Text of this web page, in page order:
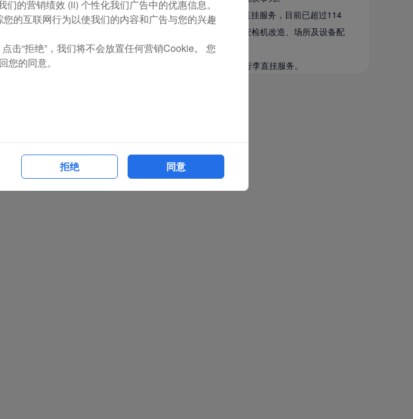
机场持续铺开“通程航班”服务，实现国内外超过70个航点的行李直挂服务，目前已超过114
厦门机场海关、厦门口岸办、元翔空港等单位通力合作，解决了安检机改造、场所及设备配
开通这项服务。
中转枢纽建设，逐步实现所有境外航点支持当日中转、隔日中转行李直挂服务。
的营销绩效 (ii) 个性化我们广告中的优惠信息。
的互联网行为以使我们的内容和广告与您的兴趣
击“拒绝”，我们将不会放置任何营销Cookie。 您
的同意。
拒绝 同意